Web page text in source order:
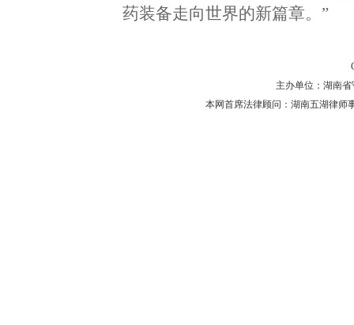
药装备走向世界的新篇章。”
主办单位：湖南省
本网首席法律顾问：湖南五湖律师